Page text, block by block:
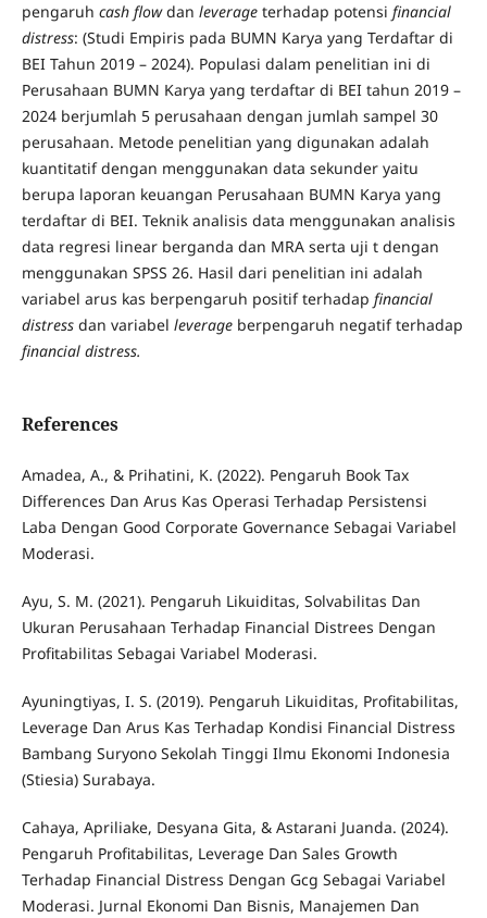
pengaruh cash flowdan leverage terhadap potensi financial
distress: (Studi Empiris pada BUMN Karya yang Terdaftar di
BEI Tahun 2019 – 2024). Populasi dalam penelitian ini di
Perusahaan BUMN Karya yang terdaftar di BEI tahun 2019 –
2024 berjumlah 5 perusahaan dengan jumlah sampel 30
perusahaan. Metode penelitian yang digunakan adalah
kuantitatif dengan menggunakan data sekunder yaitu
berupa laporan keuangan Perusahaan BUMN Karya yang
terdaftar di BEI. Teknik analisis data menggunakan analisis
data regresi linear berganda dan MRA serta uji t dengan
menggunakan SPSS 26. Hasil dari penelitian ini adalah
variabel arus kas berpengaruh positif terhadap financial
distressdan variabel leverage berpengaruh negatif terhadap
financial distress.
References
Amadea, A., & Prihatini, K. (2022). Pengaruh Book Tax
Differences Dan Arus Kas Operasi Terhadap Persistensi
Laba Dengan Good Corporate Governance Sebagai Variabel
Moderasi.
Ayu, S. M. (2021). Pengaruh Likuiditas, Solvabilitas Dan
Ukuran Perusahaan Terhadap Financial Distrees Dengan
Profitabilitas Sebagai Variabel Moderasi.
Ayuningtiyas, I. S. (2019). Pengaruh Likuiditas, Profitabilitas,
Leverage Dan Arus Kas Terhadap Kondisi Financial Distress
Bambang Suryono Sekolah Tinggi Ilmu Ekonomi Indonesia
(Stiesia) Surabaya.
Cahaya, Apriliake, Desyana Gita, & Astarani Juanda. (2024).
Pengaruh Profitabilitas, Leverage Dan Sales Growth
Terhadap Financial Distress Dengan Gcg Sebagai Variabel
Moderasi. Jurnal Ekonomi Dan Bisnis, Manajemen Dan